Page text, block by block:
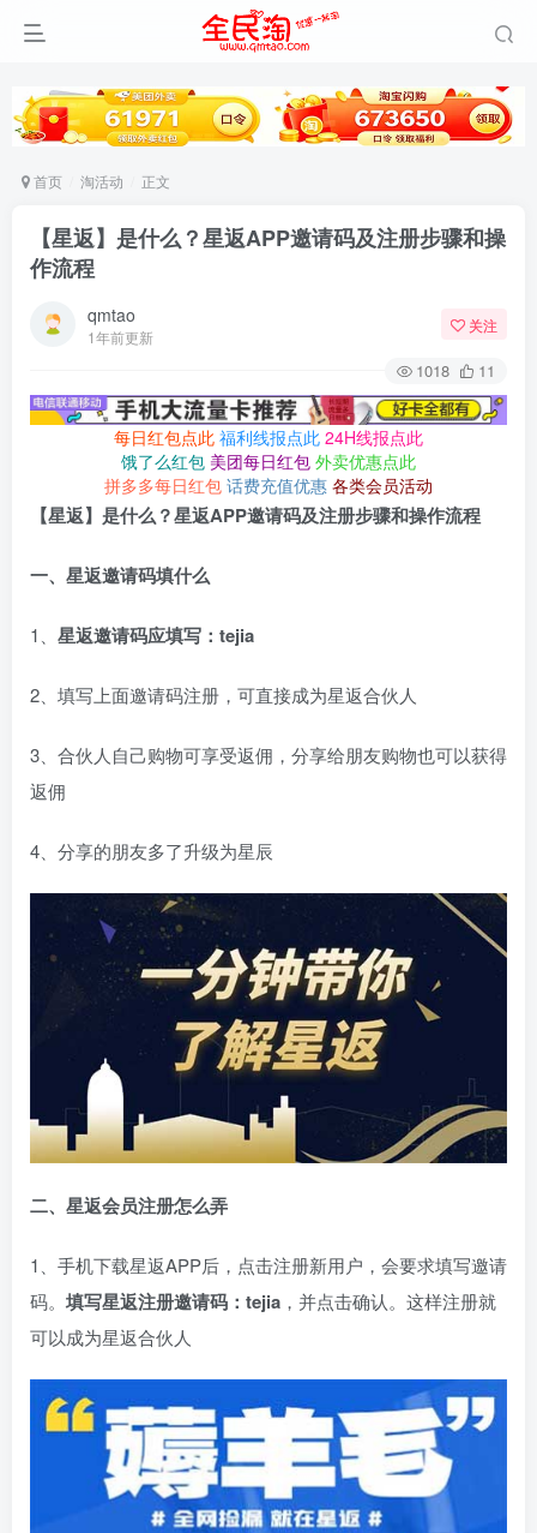
首页 淘活动 正文
【星返】是什么？星返APP邀请码及注册步骤和操
作流程
qmtao
1年前更新
关注
1018 11
每日红包点此 福利线报点此 24H线报点此
饿了么红包 美团每日红包 外卖优惠点此
拼多多每日红包 话费充值优惠 各类会员活动
【星返】是什么？星返APP邀请码及注册步骤和操作流程
一、星返邀请码填什么
1、 星返邀请码应填写：tejia
2、填写上面邀请码注册，可直接成为星返合伙人
3、合伙人自己购物可享受返佣，分享给朋友购物也可以获得
返佣
4、分享的朋友多了升级为星辰
二、星返会员注册怎么弄
1、手机下载星返APP后，点击注册新用户，会要求填写邀请
码。 填写星返注册邀请码：tejia ，并点击确认。这样注册就
可以成为星返合伙人